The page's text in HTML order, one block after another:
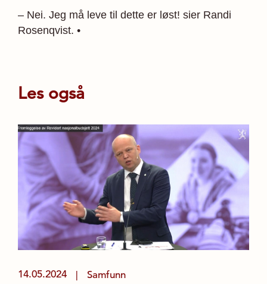
– Nei. Jeg må leve til dette er løst! sier Randi
Rosen­qvist. •
Les også
14.05.2024 Samfunn